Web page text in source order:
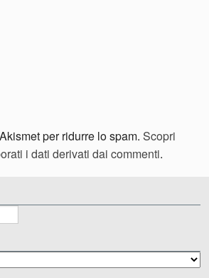
per ridurre lo spam. Scopri
i dati derivati dai commenti.